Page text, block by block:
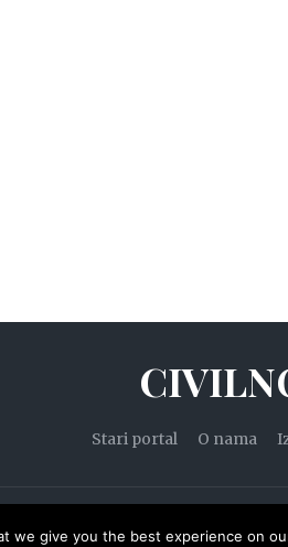
Stari portal O nama
we give you the best experience on